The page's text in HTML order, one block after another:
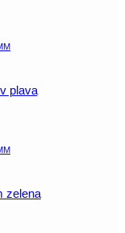
plava
zelena